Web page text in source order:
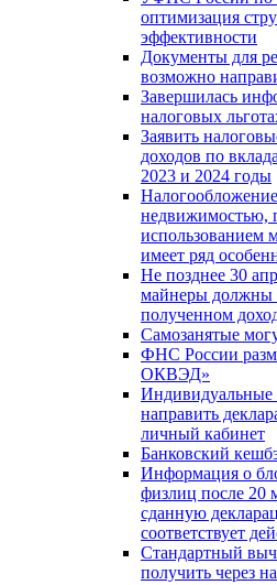
оптимизация
эффективности
Документы для
возможно
Завершилась
налоговых
Заявить
доходов по
2023 и 2024 годы
недвижимостью,
использованием
имеет ряд
Не позднее 30
майнеры должны
полученном
Самозанятые
ФНС России
ОКВЭД»
Индивидуальные
направить
личный кабинет
Банковский
Информация о
физлиц после 20
сданную
соответствует
Стандартный
получить через